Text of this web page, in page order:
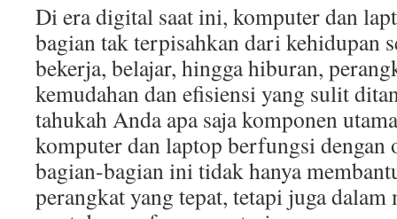
Di era digital saat ini, komputer dan
bagian tak terpisahkan dari kehidupan
bekerja, belajar, hingga hiburan,
kemudahan dan efisiensi yang sulit
tahukah Anda apa saja komponen
komputer dan laptop berfungsi
bagian-bagian ini tidak hanya
perangkat yang tepat, tetapi juga dalam